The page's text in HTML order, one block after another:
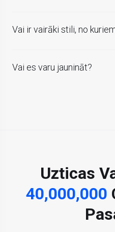
Vai ir vairāki stili, no
Vai es varu jaunināt?
Uzticas
40,000,000